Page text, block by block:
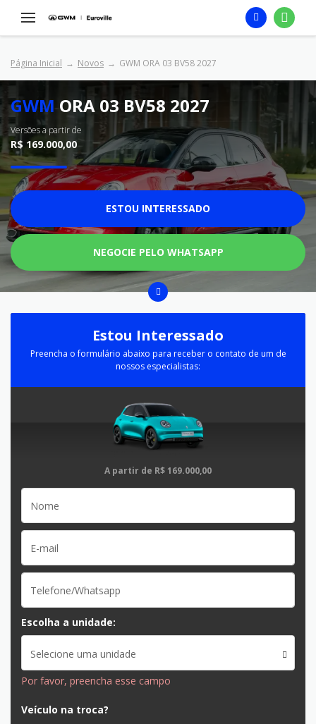
Página Inicial Novos GWM ORA 03 BV58 2027
GWMORA 03 BV58 2027
Versões a partir de
R$ 169.000,00
ESTOU INTERESSADO
NEGOCIE PELO WHATSAPP
Estou Interessado
Preencha o formulário abaixo para receber o contato de um de
nossos especialistas:
A partir de R$ 169.000,00
Escolha a unidade:
Selecione uma unidade
Por favor, preencha esse campo
Veículo na troca?